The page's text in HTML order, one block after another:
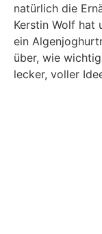
natür­lich die
Kers­tin Wolf hat
ein
über, wie
lecker, vol­ler